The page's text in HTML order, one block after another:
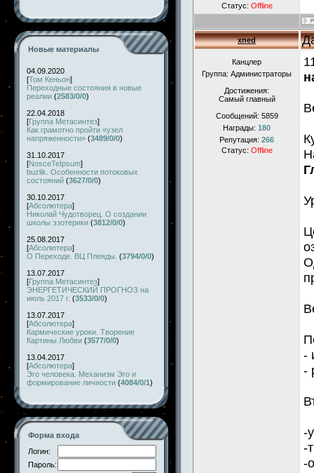
Новые материалы
04.09.2020
[Том Кеньон]
Переходные состояния в новые
реалии (2583/0/0)
22.04.2018
[Группа Метасинтез]
Как грамотно пройти «узел
напряженности» (3489/0/0)
31.10.2017
[NosceTeIpsum]
buzlik. Особенности потоковых
состояний (3627/0/0)
30.10.2017
[Абсолютера]
Николай Чудотворец. О создании
школы эзотерики (3812/0/0)
25.08.2017
[Абсолютера]
О Переходе. ВЦ Плеяды. (3794/0/0)
13.07.2017
[Группа Метасинтез]
ЭНЕРГЕТИЧЕСКИЙ ПРОГНОЗ на
июль 2017 г. (3533/0/0)
13.07.2017
[Абсолютера]
Кармические уроки. Творение
Картины Любви (3577/0/0)
13.04.2017
[Абсолютера]
Эго человека. Механизм Эго и
формирование личности (4084/0/1)
Форма входа
Логин:
Пароль:
Статус: Offline
xned
Канцлер
Группа: Администраторы
Достижения:
Самый главный
Сообщений: 5859
Награды: 180
Репутация: 266
Статус: Offline
-
-
-
-
-